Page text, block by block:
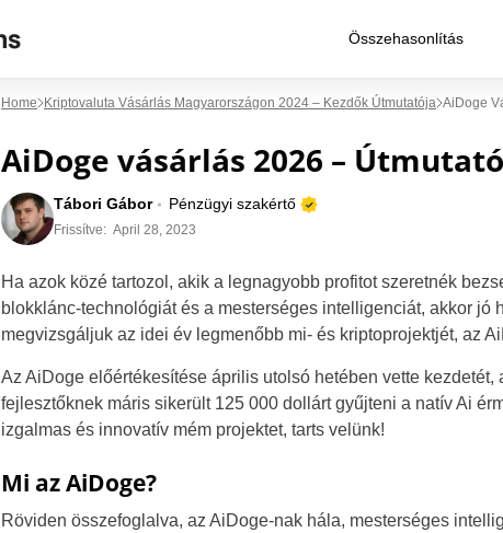
Összehasonlítás
Home Kriptovaluta Vásárlás Magyarországon 2024 – Kezdők Útmutatója AiDoge
AiDoge vásárlás 2026 –
Tábori Gábor Pénzügyi szakértő
Frissítve: April 28, 2023
Ha azok közé tartozol, akik a legnagyobb profitot szeretnék
blokklánc-technológiát és a mesterséges intelligenciát, akkor jó
megvizsgáljuk az idei év legmenőbb mi- és kriptoprojektjét, az
Az AiDoge előértékesítése április utolsó hetében vette
fejlesztőknek máris sikerült 125 000 dollárt gyűjteni a natív Ai
izgalmas és innovatív mém projektet, tarts velünk!
Mi az AiDoge?
Röviden összefoglalva, az AiDoge-nak hála, mesterséges